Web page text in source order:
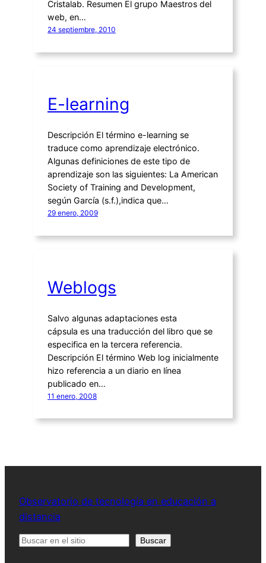
Cristalab. Resumen El grupo Maestros del
web, en…
24 septiembre, 2010
E-learning
Descripción El término e-learning se
traduce como aprendizaje electrónico.
Algunas definiciones de este tipo de
aprendizaje son las siguientes: La American
Society of Training and Development,
según García (s.f.),indica que…
29 enero, 2009
Weblogs
Salvo algunas adaptaciones esta
cápsula es una traducción del libro que se
especifica en la tercera referencia.
Descripción El término Web log inicialmente
hizo referencia a un diario en línea
publicado en…
11 enero, 2008
Observatorio de tecnología en educación a
distancia
Buscar Buscar